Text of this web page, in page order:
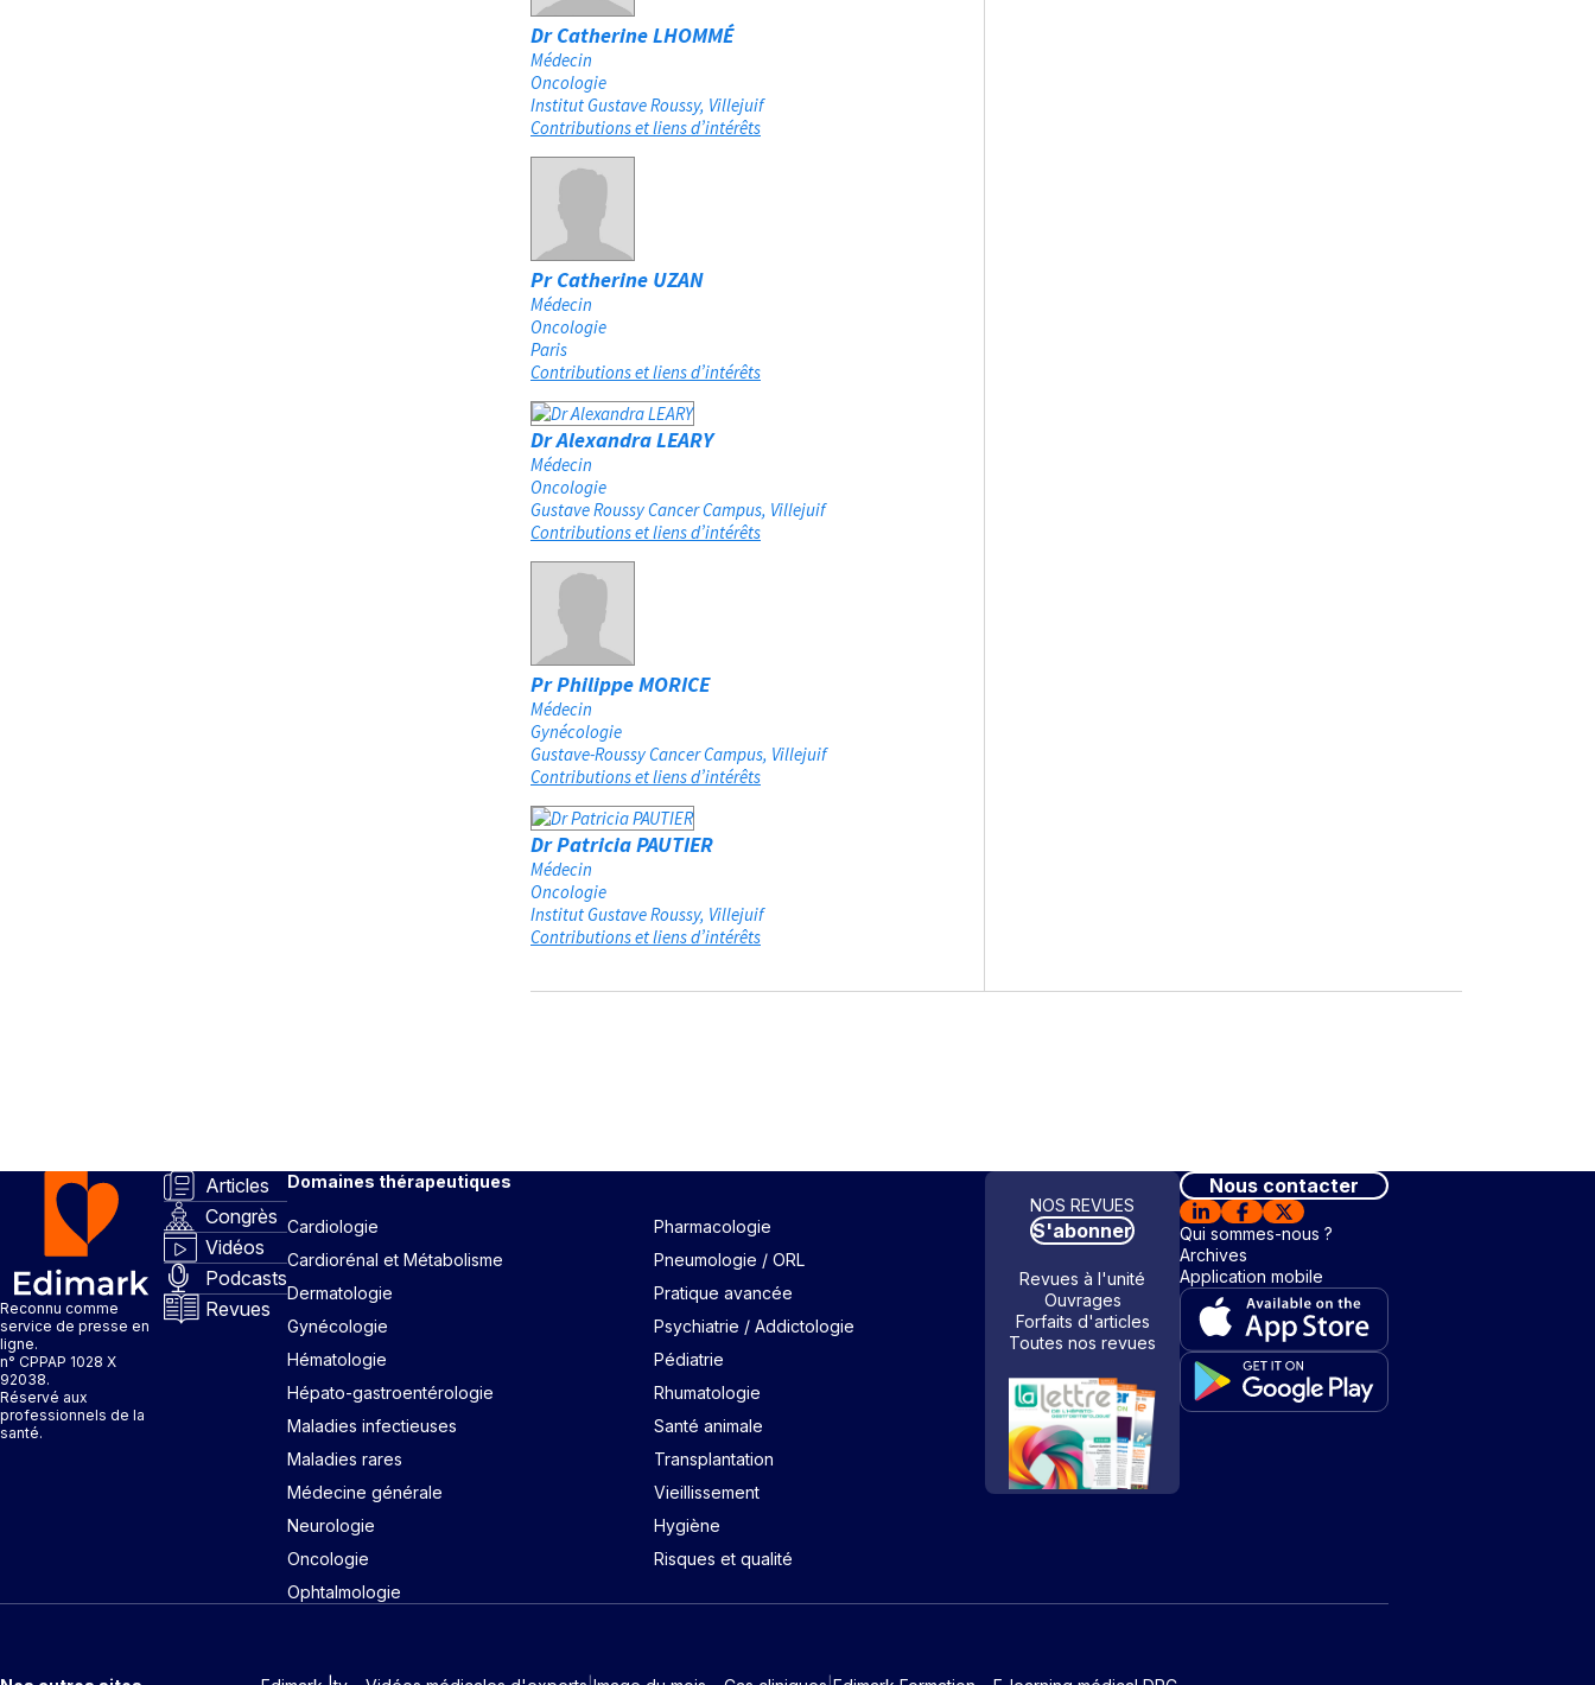
Dr Catherine LHOMMÉ
Médecin
Oncologie
Institut Gustave Roussy Villejuif
Contributions et liens d’intérêts
Pr Catherine UZAN
Médecin
Oncologie
Paris
Contributions et liens d’intérêts
Dr Alexandra LEARY
Médecin
Oncologie
Gustave Roussy Cancer Campus Villejuif
Contributions et liens d’intérêts
Pr Philippe MORICE
Médecin
Gynécologie
Gustave-Roussy Cancer Campus Villejuif
Contributions et liens d’intérêts
Dr Patricia PAUTIER
Médecin
Oncologie
Institut Gustave Roussy Villejuif
Contributions et liens d’intérêts
Reconnu comme
service de presse en
ligne.
n° CPPAP 1028 X
92038.
Réservé aux
professionnels de la
santé.
Articles
Congrès
Vidéos
Podcasts
Revues
Domaines thérapeutiques
Cardiologie
Cardiorénal et Métabolisme
Dermatologie
Gynécologie
Hématologie
Hépato-gastroentérologie
Maladies infectieuses
Maladies rares
Médecine générale
Neurologie
Oncologie
Ophtalmologie
Pharmacologie
Pneumologie / ORL
Pratique avancée
Psychiatrie / Addictologie
Pédiatrie
Rhumatologie
Santé animale
Transplantation
Vieillissement
Hygiène
Risques et qualité
NOS REVUES
S'abonner
Revues à l'unité
Ouvrages
Forfaits d'articles
Toutes nos revues
Nous contacter
Qui sommes-nous ?
Archives
Application mobile